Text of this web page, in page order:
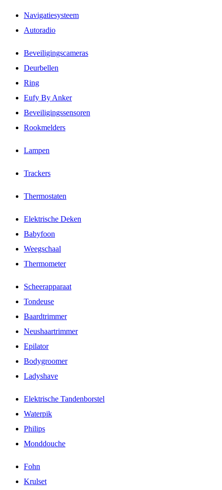
Navigatiesysteem
Autoradio
Beveiligingscameras
Deurbellen
Ring
Eufy By Anker
Beveiligingssensoren
Rookmelders
Lampen
Trackers
Thermostaten
Elektrische Deken
Babyfoon
Weegschaal
Thermometer
Scheerapparaat
Tondeuse
Baardtrimmer
Neushaartrimmer
Epilator
Bodygroomer
Ladyshave
Elektrische Tandenborstel
Waterpik
Philips
Monddouche
Fohn
Krulset